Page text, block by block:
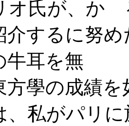
オ氏が、か
介するに努
牛耳を無
方學の成績
、私がパリ